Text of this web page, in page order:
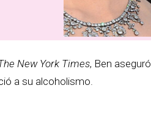
New York Times, Ben aseguró
a su alcoholismo.